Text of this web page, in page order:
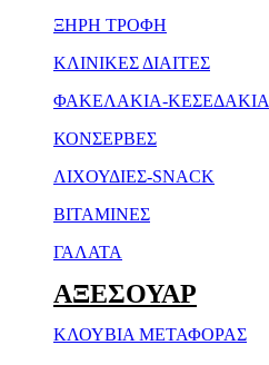
ΞΗΡH ΤΡΟΦH
ΚΛΙΝΙΚΕΣ ΔΙΑΙΤΕΣ
ΦΑΚΕΛΑΚΙΑ-ΚΕΣΕΔΑΚΙΑ
ΚΟΝΣΕΡΒΕΣ
ΛΙΧΟΥΔΙΕΣ-SNACK
ΒΙΤΑΜΙΝΕΣ
ΓΑΛΑΤΑ
ΑΞΕΣΟΥΑΡ
ΚΛΟΥΒΙΑ ΜΕΤΑΦΟΡΑΣ